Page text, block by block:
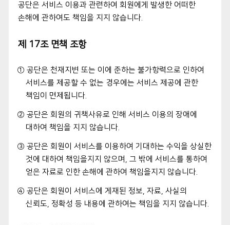
공단은 서비스 이용과 관련하여 회원에게 발생한 어떠한
손해에 관하여도 책임을 지지 않습니다.
제 17조 면책 조항
① 공단은 천재지변 또는 이에 준하는 불가항력으로 인하여
서비스를 제공할 수 없는 경우에는 서비스 제공에 관한
책임이 면제됩니다.
② 공단은 회원의 귀책사유로 인해 서비스 이용의 장애에
대하여 책임을 지지 않습니다.
③ 공단은 회원이 서비스를 이용하여 기대하는 수익을 상실한
것에 대하여 책임을지지 않으며, 그 밖에 서비스를 통하여
얻은 자료로 인한 손해에 관하여 책임을지지 않습니다.
④ 공단은 회원이 서비스에 게재된 정보, 자료, 사실의
신뢰도, 정확성 등 내용에 관하여는 책임을 지지 않습니다.